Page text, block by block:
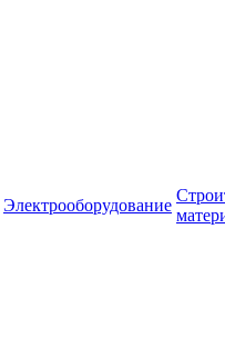
Электрооборудование